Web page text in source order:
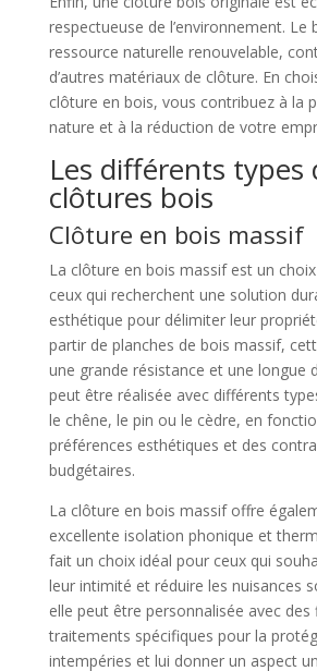
respectueuse de l’environnement. Le
ressource naturelle renouvelable,
d’autres matériaux de clôture. En
clôture en bois, vous contribuez à la
nature et à la réduction de votre
Les différents types
clôtures bois
Clôture en bois massif
La clôture en bois massif est un
ceux qui recherchent une solution
esthétique pour délimiter leur
partir de planches de bois massif,
une grande résistance et une longue
peut être réalisée avec différents
le chêne, le pin ou le cèdre, en
préférences esthétiques et des
budgétaires.
La clôture en bois massif offre
excellente isolation phonique et
fait un choix idéal pour ceux qui
leur intimité et réduire les nuisances
elle peut être personnalisée avec
traitements spécifiques pour la
intempéries et lui donner un aspect